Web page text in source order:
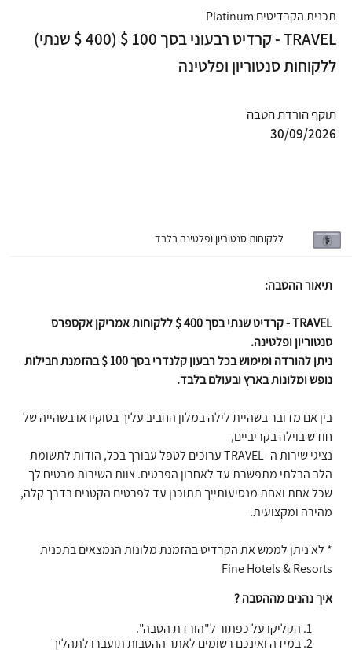
תכנית הקרדיטים Platinum
TRAVEL - קרדיט רבעוני בסך 100 $ (400 $ שנתי)
ללקוחות סנטוריון ופלטינה
תוקף הורדת הטבה
30/09/2026
ללקוחות סנטוריון ופלטינה בלבד
תיאור ההטבה:
TRAVEL - קרדיט שנתי בסך 400 $ ללקוחות אמריקן אקספרס
סנטוריון ופלטינה.
ניתן להורדה ומימוש בכל רבעון קלנדרי בסך 100 $ בהזמנת חבילות
נופש ומלונות בארץ ובעולם בלבד.
בין אם מדובר בשהיית לילה במלון החביב עליך בטוקיו או בשהייה של
חודש בוילה בקריביים,
נציגי שירות ה- TRAVEL ערוכים לטפל עבורך בכל, הודות לתשומת
הלב הבלתי מתפשרת עד לאחרון הפרטים. צוות השירות מבטיח לך
שכל אחת ואחת מנסיעותייך תתוכנן עד לפרטים הקטנים בדרך קלה,
מהירה ומקצועית.
* לא ניתן לממש את הקרדיט בהזמנת מלונות הנמצאים בתכנית
Fine Hotels & Resorts
איך נהנים מההטבה ?
הקליקו על כפתור ל"הורדת הטבה".
במידה ואינכם רשומים לאתר ההטבות תועברו לתהליך